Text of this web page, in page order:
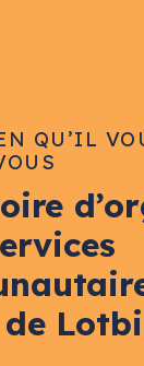
QU’IL